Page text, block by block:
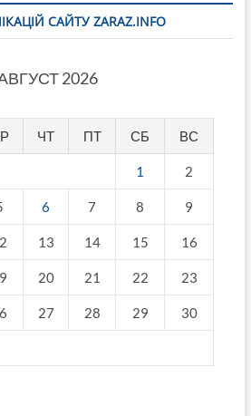
САЙТУ ZARAZ.INFO
2026
ЧТ ПТ СБ ВС
1 2
6 7 8 9
13 14 15 16
20 21 22 23
27 28 29 30